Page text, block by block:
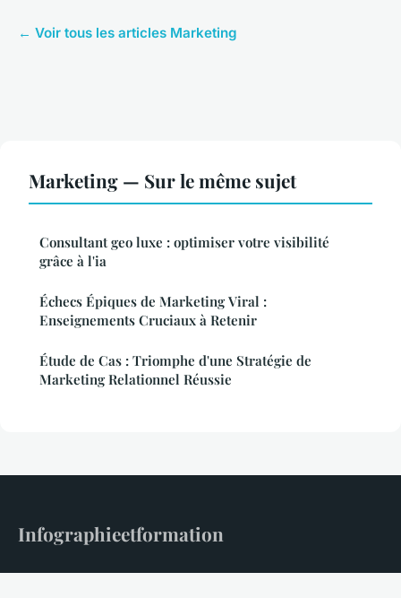
← Voir tous les articles Marketing
Marketing — Sur le même sujet
Consultant geo luxe : optimiser votre visibilité
grâce à l'ia
Échecs Épiques de Marketing Viral :
Enseignements Cruciaux à Retenir
Étude de Cas : Triomphe d'une Stratégie de
Marketing Relationnel Réussie
Infographieetformation